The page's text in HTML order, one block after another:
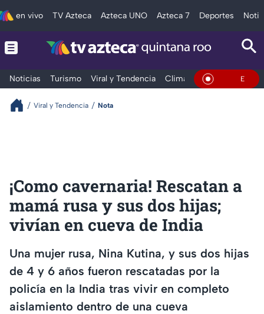
en vivo TV Azteca Azteca UNO Azteca 7 Deportes
Noticias Turismo Viral y Tendencia Clima Tráfico En Vivo
Viral y Tendencia Nota
¡Como cavernaria! Rescatan a
mamá rusa y sus dos hijas;
vivían en cueva de India
Una mujer rusa, Nina Kutina, y sus dos hijas
de 4 y 6 años fueron rescatadas por la
policía en la India tras vivir en completo
aislamiento dentro de una cueva